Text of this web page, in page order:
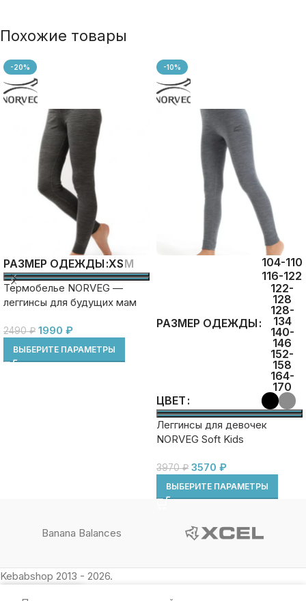
Похожие товары
-20%
РАЗМЕР ОДЕЖДЫ XSM
Термобелье NORVEG —
леггинсы для будущих мам
2490₽ 1990 ₽
ВЫБЕРИТЕ ПАРАМЕТРЫ
-10%
РАЗМЕР ОДЕЖДЫ
104-110
116-122
122-
128
128-
134
140-
146
152-
158
164-
170
ЦВЕТ
Леггинсы для девочек
NORVEG Soft Kids
3970₽ 3570 ₽
ВЫБЕРИТЕ ПАРАМЕТРЫ
Banana Balances
Kebabshop 2013 - 2026.